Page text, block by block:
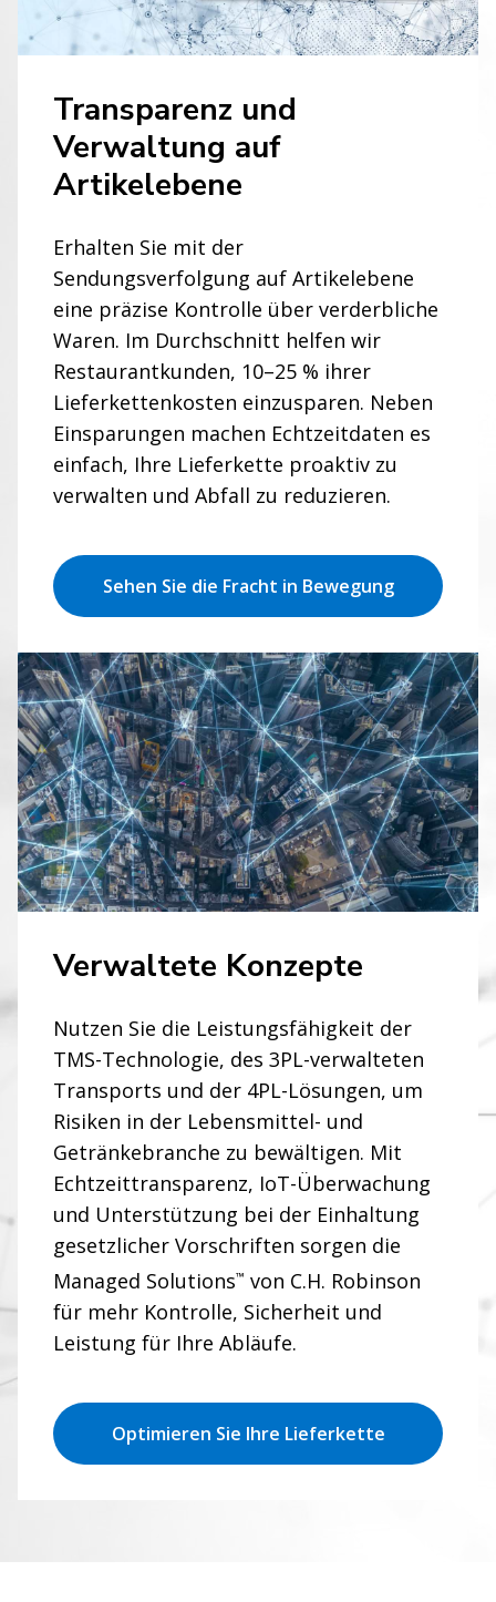
WIR GEHEN JEDEN WEG
Innovative
Lebensmittel- und
sich entwickelnde
Transparenz und
Verwaltung auf
Artikelebene
Erhalten Sie mit der
Sendungsverfolgung auf Artikelebene
eine präzise Kontrolle über verderbliche
Waren. Im Durchschnitt helfen wir
Restaurantkunden, 10–25 % ihrer
Lieferkettenkosten einzusparen. Neben
Einsparungen machen Echtzeitdaten es
einfach, Ihre Lieferkette proaktiv zu
verwalten und Abfall zu reduzieren.
Sehen Sie die Fracht in Bewegung
Verwaltete Konzepte
Nutzen Sie die Leistungsfähigkeit der
TMS-Technologie, des 3PL-verwalteten
Transports und der 4PL-Lösungen, um
Risiken in der Lebensmittel- und
Getränkebranche zu bewältigen. Mit
Echtzeittransparenz, IoT-Überwachung
und Unterstützung bei der Einhaltung
gesetzlicher Vorschriften sorgen die
Managed Solutions™ von C.H. Robinson
für mehr Kontrolle, Sicherheit und
Leistung für Ihre Abläufe.
Optimieren Sie Ihre Lieferkette